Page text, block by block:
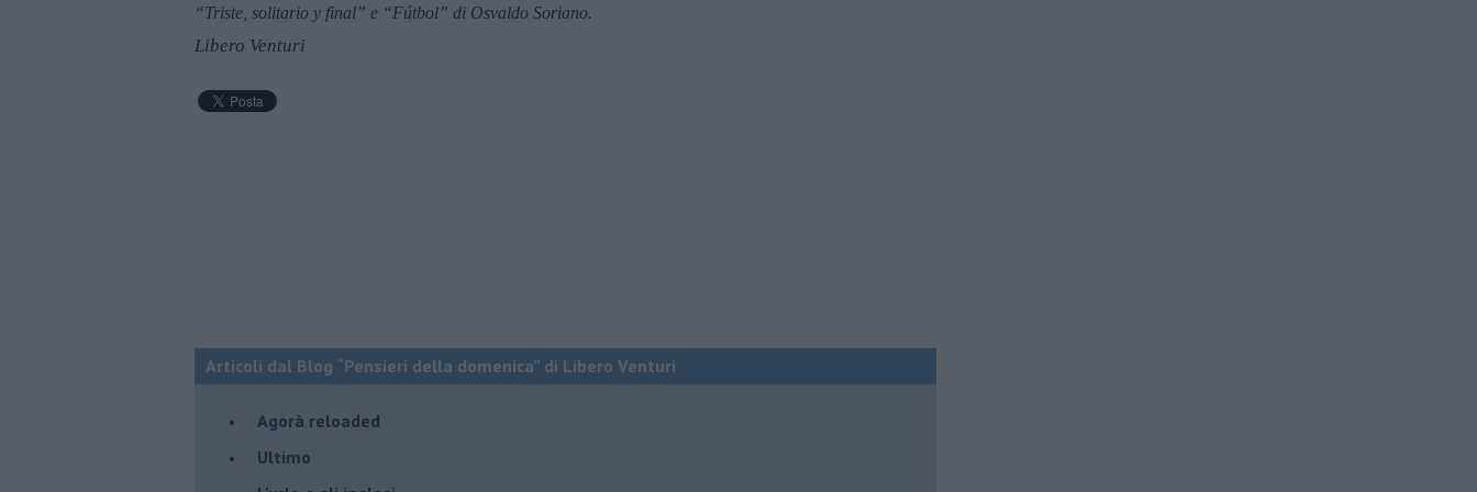
“Triste, solitario y final” e “Fútbol” di Osvaldo Soriano.
Libero Venturi
Articoli dal Blog “Pensieri della domenica” di Libero Venturi
​Agorà reloaded
Ultimo